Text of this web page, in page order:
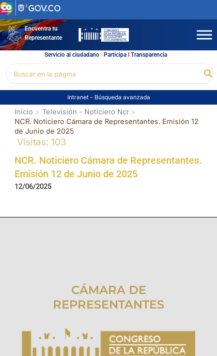
Ir
al
contenidoEncuentra tu
Representante
Servicio al ciudadano l Participal Transparencia
por:
Intranet - Búsqueda avanzada
Inicio
Televisión - Noticiero Ncr
NCR. Noticiero Cámara de Representantes. Emisión 12
de Junio de 2025
Visitas: 103
NCR. Noticiero Cámara de Representantes.
Emisión 12 de Junio de 2025
12/06/2025
CÁMARA DE
REPRESENTANTES